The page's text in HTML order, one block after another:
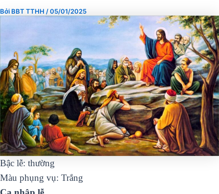
BởiBBT TTHH /05/01/2025
Bậc lễ: thường
Màu phụng vụ: Trắng